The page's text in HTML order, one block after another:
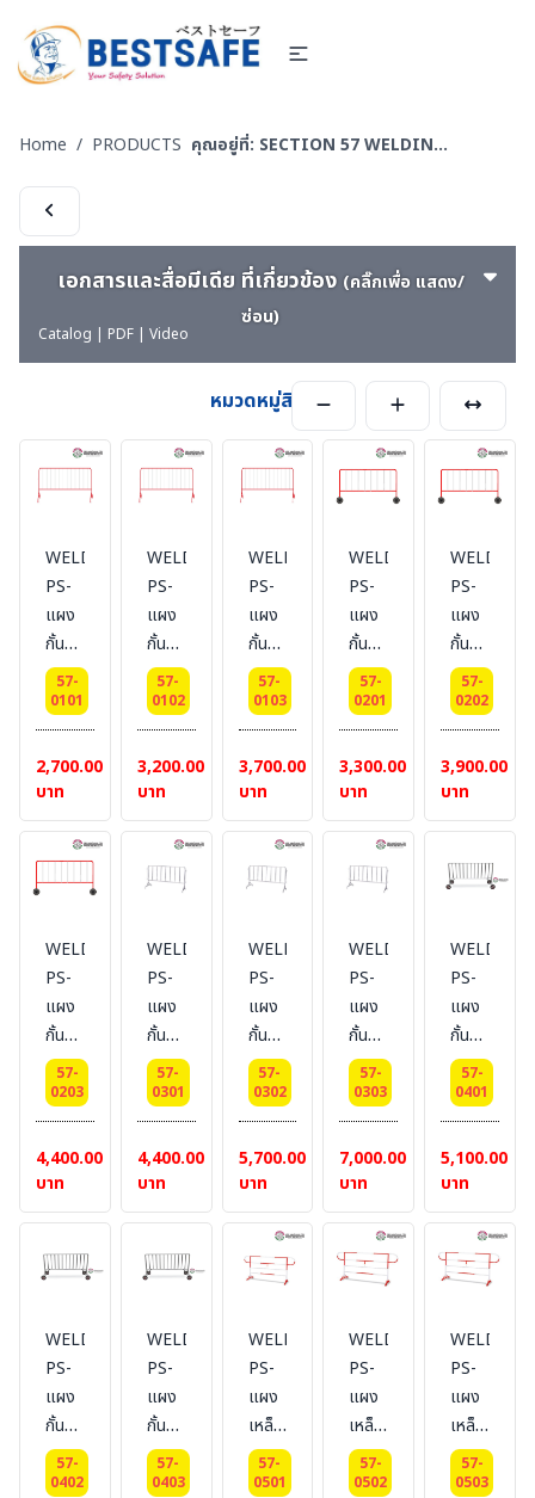
Home / PRODUCTS คุณอยู่ที่: SECTION 57 WELDING-PS ผลิตภัณฑ์ PIYAMANEESERVICE - งานผลิต แผงกั้น กรวยบอกทิศทางลม งานเชื่อม งานแปรรูปโลหะ
เอกสารและสื่อมีเดีย ที่เกี่ยวข้อง (คลิ๊กเพื่อ แสดง/
ซ่อน)
Catalog | PDF | Video
หมวดหมู่สินค้า
WELDING-
PS-
แผง
กั้น
จราจร
ยาว
1
เมตร
ไม่มี
ล้อ
57-
0101
2,700.00
บาท
WELDING-
PS-
แผง
กั้น
จราจร
ขนาด
1.5
เมตร
แบบ
ไม่มี
57-
0102
3,200.00
บาท
WELDING-
PS-
แผง
กั้น
จราจร
ยาว
2
เมตร
ไม่มี
ล้อ
57-
0103
3,700.00
บาท
WELDING-
PS-
แผง
กั้น
จราจร
แบบ
มีล้อ
ยาว
1
เมตร
57-
0201
3,300.00
บาท
WELDING-
PS-
แผง
กั้น
จราจร
แบบ
มีล้อ
ยาว
1.5
เมตร
57-
0202
3,900.00
บาท
WELDING-
PS-
แผง
กั้น
จราจร
แบบ
มีล้อ
ยาว
2
เมตร
57-
0203
4,400.00
บาท
WELDING-
PS-
แผง
กั้น
จราจร
ส
แตน
เลส
ยาว
1
แบบ
57-
0301
4,400.00
บาท
WELDING-
PS-
แผง
กั้น
จราจร
ส
แตน
เลส
ยาว
1.5
เมตร
แบบ
57-
0302
5,700.00
บาท
WELDING-
PS-
แผง
กั้น
จราจร
ส
แตน
เลส
ยาว
2
เมตร
แบบ
57-
0303
7,000.00
บาท
WELDING-
PS-
แผง
กั้น
จราจร
ส
แตน
เลส
ยาว
1
เมตร
แบบ
57-
0401
5,100.00
บาท
WELDING-
PS-
แผง
กั้น
จราจร
ส
57-
0402
WELDING-
PS-
แผง
กั้น
จราจร
ส
57-
0403
WELDING-
PS-
แผง
เหล็ก
กั้น
จราจร
57-
0501
WELDING-
PS-
แผง
เหล็ก
กั้น
จราจร
57-
0502
WELDING-
PS-
แผง
เหล็ก
กั้น
จราจร
57-
0503